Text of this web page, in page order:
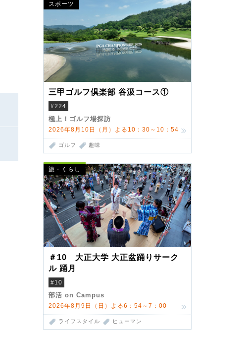
スポーツ
三甲ゴルフ倶楽部 谷汲コース①
#224
極上！ゴルフ場探訪
2026年8月10日（月）よる10：30～10：54
ゴルフ 趣味
旅・くらし
＃10 大正大学 大正盆踊りサーク
ル 踊月
#10
部活 on Campus
2026年8月9日（日）よる6：54～7：00
ライフスタイル ヒューマン